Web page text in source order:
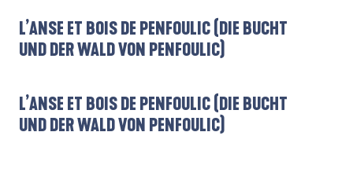
L’ANSE ET BOIS DE PENFOULIC (DIE BUCHT
UND DER WALD VON PENFOULIC)
L’ANSE ET BOIS DE PENFOULIC (DIE BUCHT
UND DER WALD VON PENFOULIC)